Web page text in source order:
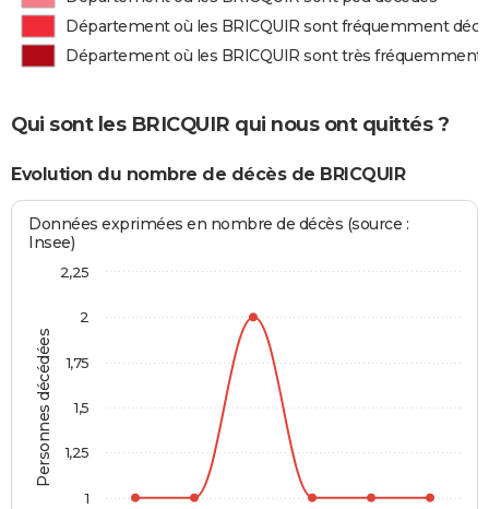
Département où les BRICQUIR sont fréquemment
Département où les BRICQUIR sont très fréquemment
Qui sont les BRICQUIR qui nous ont quittés ?
Evolution du nombre de décès de BRICQUIR
Personnes décédées
Données exprimées en nombre de décès (source :
Insee)
1
1,25
1,5
1,75
2
2,25